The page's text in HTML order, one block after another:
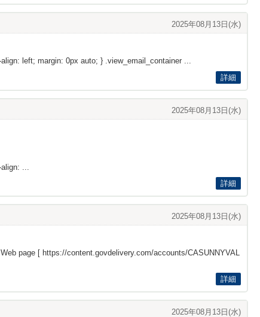
2025年08月13日(水)
left; margin: 0px auto; } .view_email_container ...
詳細
2025年08月13日(水)
...
詳細
2025年08月13日(水)
page [ https://content.govdelivery.com/accounts/CASUNNYVAL
詳細
2025年08月13日(水)